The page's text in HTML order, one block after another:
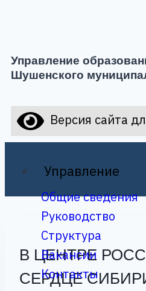
Управление
Шушенского
Версия сайта
Управление
Общие сведения
Руководство
Структура
Вакансии
Контакты
В ЦЕНТРЕ
СЕРДЦЕ